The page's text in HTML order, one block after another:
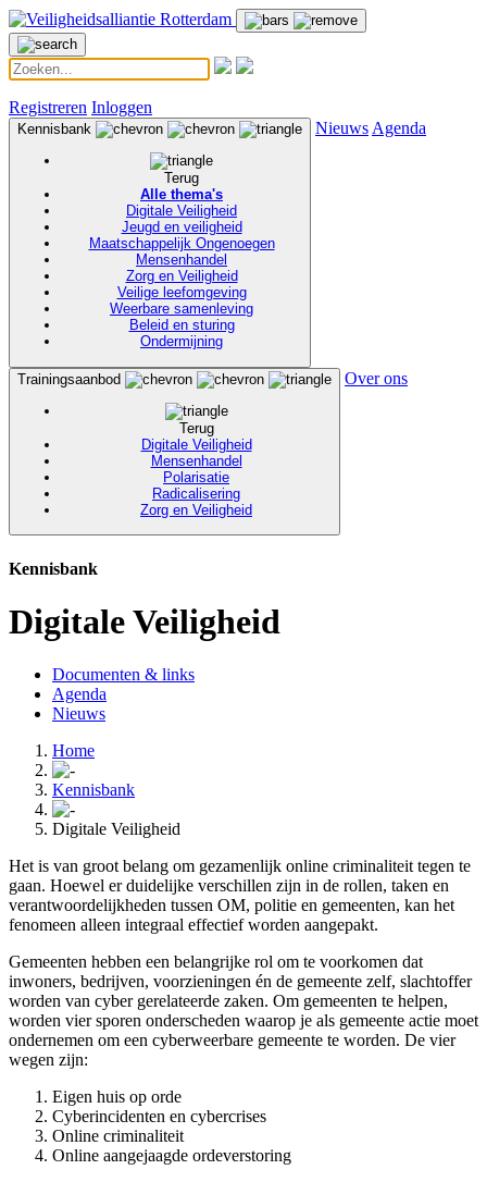
Registreren Inloggen
Kennisbank
Terug
Alle thema's
Digitale Veiligheid
Jeugd en veiligheid
Maatschappelijk Ongenoegen
Mensenhandel
Zorg en Veiligheid
Veilige leefomgeving
Weerbare samenleving
Beleid en sturing
Ondermijning
Nieuws Agenda
Trainingsaanbod
Terug
Digitale Veiligheid
Mensenhandel
Polarisatie
Radicalisering
Zorg en Veiligheid
Over ons
Kennisbank
Digitale Veiligheid
Documenten & links
Agenda
Nieuws
Home
Kennisbank
Digitale Veiligheid
Het is van groot belang om gezamenlijk online criminaliteit tegen te
gaan. Hoewel er duidelijke verschillen zijn in de rollen, taken en
verantwoordelijkheden tussen OM, politie en gemeenten, kan het
fenomeen alleen integraal effectief worden aangepakt.
Gemeenten hebben een belangrijke rol om te voorkomen dat
inwoners, bedrijven, voorzieningen én de gemeente zelf, slachtoffer
worden van cyber gerelateerde zaken. Om gemeenten te helpen,
worden vier sporen onderscheden waarop je als gemeente actie moet
ondernemen om een cyberweerbare gemeente te worden. De vier
wegen zijn:
Eigen huis op orde
Cyberincidenten en cybercrises
Online criminaliteit
Online aangejaagde ordeverstoring